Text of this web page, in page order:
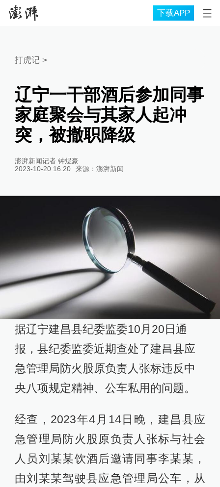
下载APP
打虎记>
辽宁一干部酒后参加同事
家庭聚会与其家人起冲
突，被撤职降级
澎湃新闻记者 钟煜豪
2023-10-20 16:20
来源： 澎湃新闻
据辽宁建昌县纪委监委10月20日通
报，县纪委监委近期查处了建昌县应
急管理局防火股原负责人张标违反中
央八项规定精神、公车私用的问题。
经查，2023年4月14日晚，建昌县应
急管理局防火股原负责人张标与社会
人员刘某某饮酒后邀请同事李某某，
由刘某某驾驶县应急管理局公车，从